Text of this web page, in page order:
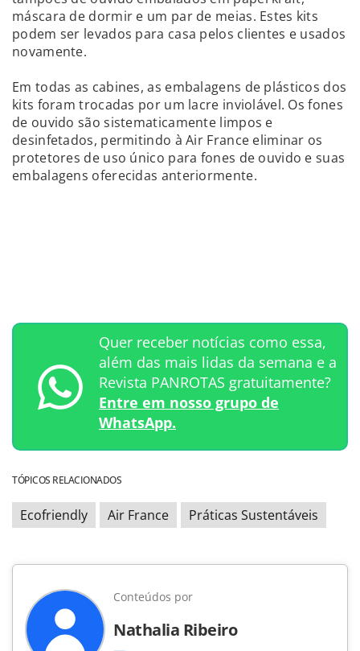
máscara de dormir e um par de meias. Estes kits
podem ser levados para casa pelos clientes e usados
novamente.
Em todas as cabines, as embalagens de plásticos dos
kits foram trocadas por um lacre inviolável. Os fones
de ouvido são sistematicamente limpos e
desinfetados, permitindo à Air France eliminar os
protetores de uso único para fones de ouvido e suas
embalagens oferecidas anteriormente.
Quer receber notícias como essa,
além das mais lidas da semana e a
Revista PANROTAS gratuitamente?
Entre em nosso grupo de
WhatsApp.
TÓPICOS RELACIONADOS
Ecofriendly Air France Práticas Sustentáveis
Conteúdos por
Nathalia Ribeiro